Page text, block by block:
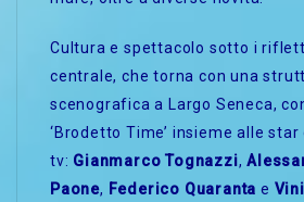
Cultura e spettacolo sotto i
centrale, che torna con una
scenografica a Largo Seneca,
‘Brodetto Time’ insieme alle star
tv: Gianmarco Tognazzi,
Paone, Federico Quaranta e